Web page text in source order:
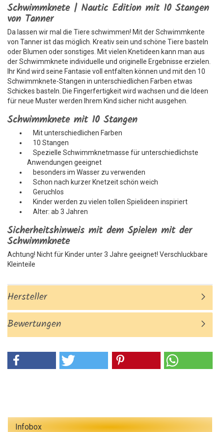
Schwimmknete | Nautic Edition mit 10 Stangen
von Tanner
Da lassen wir mal die Tiere schwimmen! Mit der Schwimmkente
von Tanner ist das möglich. Kreativ sein und schöne Tiere basteln
oder Blumen oder sonstiges. Mit vielen Knetideen kann man aus
der Schwimmknete individuelle und originelle Ergebnisse erzielen.
Ihr Kind wird seine Fantasie voll entfalten können und mit den 10
Schwimmknete-Stangen in unterschiedlichen Farben etwas
Schickes basteln. Die Fingerfertigkeit wird wachsen und die Ideen
für neue Muster werden Ihrem Kind sicher nicht ausgehen.
Schwimmknete mit 10 Stangen
Mit unterschiedlichen Farben
10 Stangen
Spezielle Schwimmknetmasse für unterschiedlichste
Anwendungen geeignet
besonders im Wasser zu verwenden
Schon nach kurzer Knetzeit schön weich
Geruchlos
Kinder werden zu vielen tollen Spielideen inspiriert
Alter: ab 3 Jahren
Sicherheitshinweis mit dem Spielen mit der
Schwimmknete
Achtung! Nicht für Kinder unter 3 Jahre geeignet! Verschluckbare
Kleinteile
Hersteller
Bewertungen
Infobox